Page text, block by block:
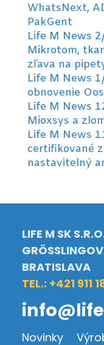
WhatsNext,
PakGent
Life M News
Mikrotom,
zľava na
Life M News
obnovenie
Life M News
Mioxsys a
Life M News
certifikované
nastavitelný
LIFE M SK
BRATISLAVA
TEL.: +421 911
Novinky